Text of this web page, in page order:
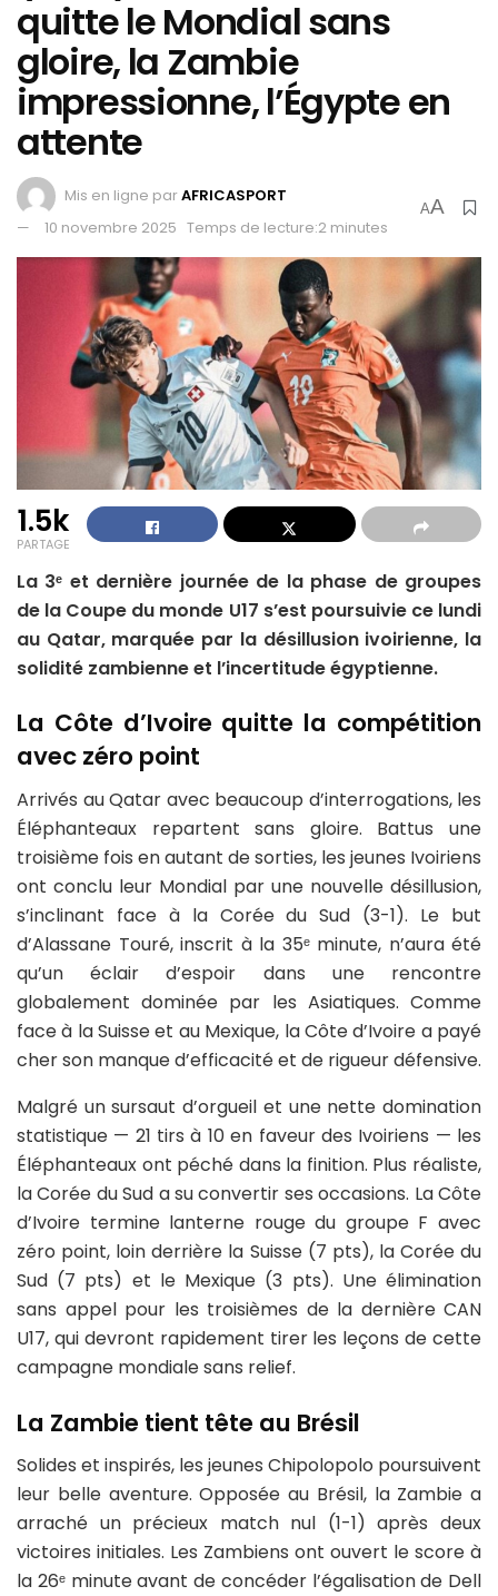
quitte le Mondial sans
gloire, la Zambie
impressionne, l’Égypte en
attente
Mis en ligne parAFRICASPORT
10 novembre 2025 Temps de lecture:2 minutes
AA
1.5k
PARTAGE
La 3ᵉ et dernière journée de la phase de groupes
de la Coupe du monde U17 s’est poursuivie ce lundi
au Qatar, marquée par la désillusion ivoirienne, la
solidité zambienne et l’incertitude égyptienne.
La Côte d’Ivoire quitte la compétition
avec zéro point
Arrivés au Qatar avec beaucoup d’interrogations, les
Éléphanteaux repartent sans gloire. Battus une
troisième fois en autant de sorties, les jeunes Ivoiriens
ont conclu leur Mondial par une nouvelle désillusion,
s’inclinant face à la Corée du Sud (3-1). Le but
d’Alassane Touré, inscrit à la 35ᵉ minute, n’aura été
qu’un éclair d’espoir dans une rencontre
globalement dominée par les Asiatiques. Comme
face à la Suisse et au Mexique, la Côte d’Ivoire a payé
cher son manque d’efficacité et de rigueur défensive.
Malgré un sursaut d’orgueil et une nette domination
statistique — 21 tirs à 10 en faveur des Ivoiriens — les
Éléphanteaux ont péché dans la finition. Plus réaliste,
la Corée du Sud a su convertir ses occasions. La Côte
d’Ivoire termine lanterne rouge du groupe F avec
zéro point, loin derrière la Suisse (7 pts), la Corée du
Sud (7 pts) et le Mexique (3 pts). Une élimination
sans appel pour les troisièmes de la dernière CAN
U17, qui devront rapidement tirer les leçons de cette
campagne mondiale sans relief.
La Zambie tient tête au Brésil
Solides et inspirés, les jeunes Chipolopolo poursuivent
leur belle aventure. Opposée au Brésil, la Zambie a
arraché un précieux match nul (1-1) après deux
victoires initiales. Les Zambiens ont ouvert le score à
la 26ᵉ minute avant de concéder l’égalisation de Dell